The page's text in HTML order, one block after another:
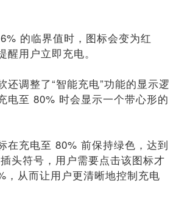
的临界值时，图标会变为红
用户立即充电。
还调整了“智能充电”功能的显示逻
电至 80% 时会显示一个带心形的
在充电至 80% 前保持绿色，达到
头符号，用户需要点击该图标才
，从而让用户更清晰地控制充电